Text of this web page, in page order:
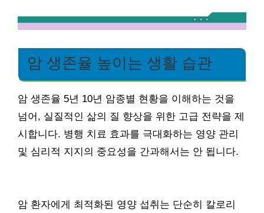
암 생존율 높이는 생활 습관
암 생존율 5년 10년 암종별 현황을 이해하는 것을
넘어, 실질적인 삶의 질 향상을 위한 고급 전략을 제
시합니다. 병행 치료 효과를 극대화하는 영양 관리
및 심리적 지지의 중요성을 간과해서는 안 됩니다.
암 환자에게 최적화된 영양 섭취는 단순히 칼로리